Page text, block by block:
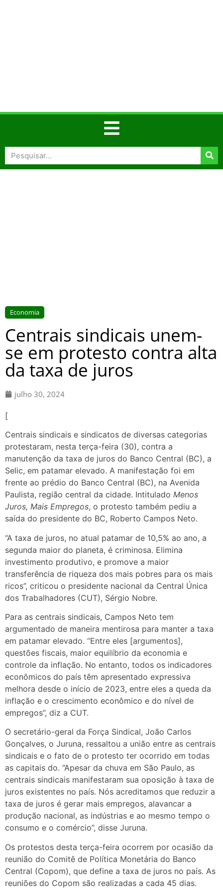
Economia
Centrais sindicais unem-
se em protesto contra alta
da taxa de juros
julho 30, 2024
[
Centrais sindicais e sindicatos de diversas categorias
protestaram, nesta terça-feira (30), contra a
manutenção da taxa de juros do Banco Central (BC), a
Selic, em patamar elevado. A manifestação foi em
frente ao prédio do Banco Central (BC), na Avenida
Paulista, região central da cidade. Intitulado Menos
Juros, Mais Empregos, o protesto também pediu a
saída do presidente do BC, Roberto Campos Neto.
“A taxa de juros, no atual patamar de 10,5% ao ano, a
segunda maior do planeta, é criminosa. Elimina
investimento produtivo, e promove a maior
transferência de riqueza dos mais pobres para os mais
ricos”, criticou o presidente nacional da Central Única
dos Trabalhadores (CUT), Sérgio Nobre.
Para as centrais sindicais, Campos Neto tem
argumentado de maneira mentirosa para manter a taxa
em patamar elevado. “Entre eles [argumentos],
questões fiscais, maior equilíbrio da economia e
controle da inflação. No entanto, todos os indicadores
econômicos do país têm apresentado expressiva
melhora desde o início de 2023, entre eles a queda da
inflação e o crescimento econômico e do nível de
empregos”, diz a CUT.
O secretário-geral da Força Sindical, João Carlos
Gonçalves, o Juruna, ressaltou a união entre as centrais
sindicais e o fato de o protesto ter ocorrido em todas
as capitais do. “Apesar da chuva em São Paulo, as
centrais sindicais manifestaram sua oposição à taxa de
juros existentes no país. Nós acreditamos que reduzir a
taxa de juros é gerar mais empregos, alavancar a
produção nacional, as indústrias e ao mesmo tempo o
consumo e o comércio”, disse Juruna.
Os protestos desta terça-feira ocorrem por ocasião da
reunião do Comitê de Política Monetária do Banco
Central (Copom), que define a taxa de juros no país. As
reuniões do Copom são realizadas a cada 45 dias.